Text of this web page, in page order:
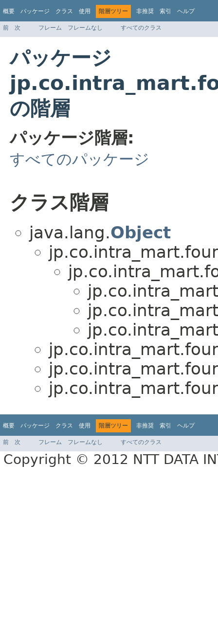
概要 パッケージ クラス 使用 階層ツリー 非推奨 索引 ヘルプ
前 次 フレーム フレームなし すべてのクラス
パッケージ
の階層
パッケージ階層:
すべてのパッケージ
クラス階層
java.lang.Object
概要 パッケージ クラス 使用 階層ツリー 非推奨 索引 ヘルプ
前 次 フレーム フレームなし すべてのクラス
Copyright © 2012 NTT DATA